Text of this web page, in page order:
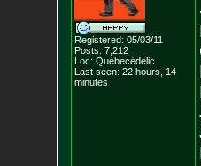
Registered: 05/03/11
Posts: 7,212
Loc: Québecédelic
Last seen: 22 hours, 14
minutes